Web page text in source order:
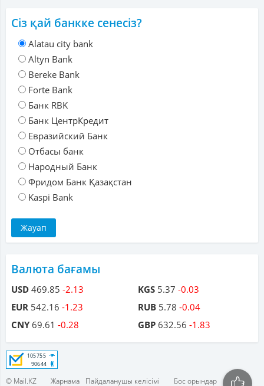
Сіз қай банкке сенесіз?
Alatau city bank
Altyn Bank
Bereke Bank
Forte Bank
Банк RBK
Банк ЦентрКредит
Евразийский Банк
Отбасы банк
Народный Банк
Фридом Банк Қазақстан
Kaspi Bank
Валюта бағамы
USD 469.85 -2.13
EUR 542.16 -1.23
CNY69.61 -0.28
KGS 5.37 -0.03
RUB 5.78 -0.04
GBP 632.56 -1.83
© Mail.KZ Жарнама Пайдаланушы келісімі Бос орындар